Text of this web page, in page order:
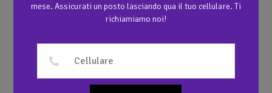
Impianti dentali, Faccette e Capsule in ceramica
mese. Assicurati un posto lasciando qua il tuo cellulare. Ti
richiamiamo noi!